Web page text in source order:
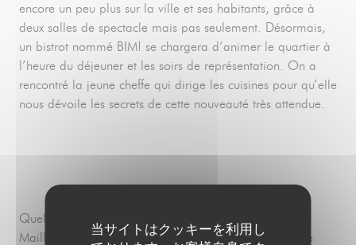
当サイトはクッキーを利用し
encore un peu plus sur la ville et ses habitants, grâce à
deux salles de spectacle mais pas seulement. Désormais,
un bistrot nommé BIM! se chargera d’animer le quartier à
l’heure du déjeuner et les soirs de représentation. On a
rencontré la jeune cheffe qui dirige les cuisines pour qu’elle
nous dévoile les secrets de cette nouveauté très attendue.
Quel plus bel écrin pour ouvrir un restaurant que le
Maillon, théâtre de Strasbourg-scène européenne ? Ce